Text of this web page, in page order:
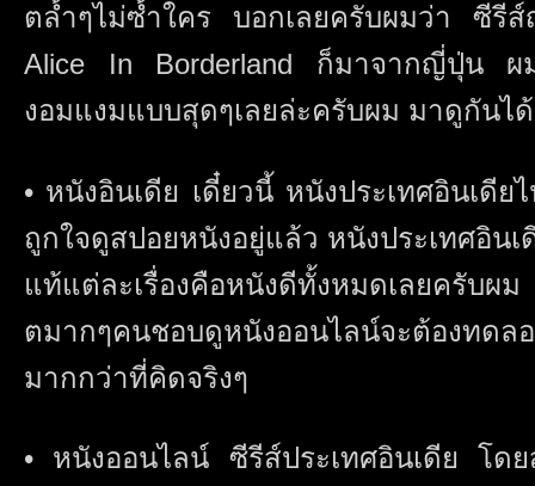
ตล้ำๆไม่ซ้ำใคร บอกเลยครับผมว่า ซีรี
Alice In Borderland ก็มาจากญี่ปุ่น ผ
งอมแงมแบบสุดๆเลยล่ะครับผม มาดูกันไ
• หนังอินเดีย เดี๋ยวนี้ หนังประเทศอินเดีย
ถูกใจดูสปอยหนังอยู่แล้ว หนังประเทศอิน
แท้แต่ละเรื่องคือหนังดีทั้งหมดเลยครับผ
ตมากๆคนชอบดูหนังออนไลน์จะต้องท
มากกว่าที่คิดจริงๆ
• หนังออนไลน์ ซีรีส์ประเทศอินเดีย โด